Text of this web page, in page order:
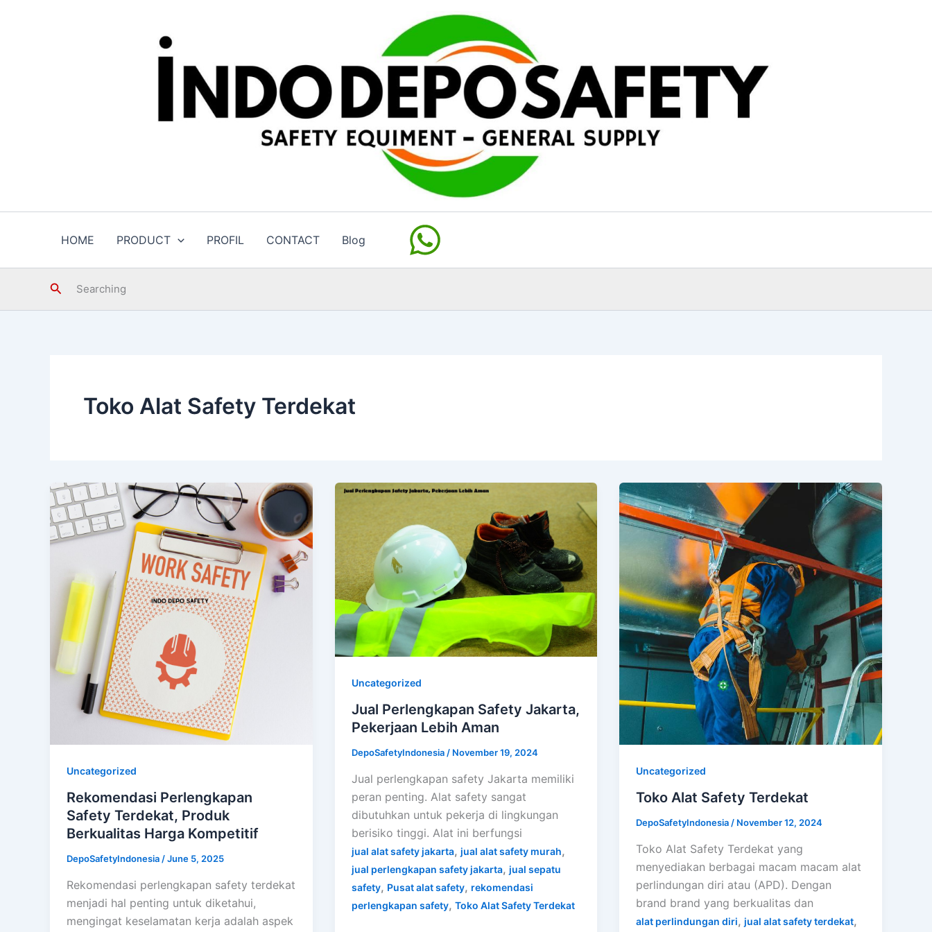
HOME PRODUCT PROFIL CONTACT Blog
SearchSearching
Toko Alat Safety Terdekat
Uncategorized
Rekomendasi Perlengkapan
Safety Terdekat, Produk
Berkualitas Harga Kompetitif
DepoSafetyIndonesia/June 5, 2025
Rekomendasi perlengkapan safety terdekat
menjadi hal penting untuk diketahui,
mengingat keselamatan kerja adalah aspek
Uncategorized
Jual Perlengkapan Safety Jakarta,
Pekerjaan Lebih Aman
DepoSafetyIndonesia / November 19, 2024
Jual perlengkapan safety Jakarta memiliki
peran penting. Alat safety sangat
dibutuhkan untuk pekerja di lingkungan
berisiko tinggi. Alat ini berfungsi
jual alat safety jakarta, jual alat safety murah,
jual perlengkapan safety jakarta, jual sepatu
safety, Pusat alat safety, rekomendasi
perlengkapan safety, Toko Alat Safety Terdekat
Uncategorized
Toko Alat Safety Terdekat
DepoSafetyIndonesia/ November 12, 2024
Toko Alat Safety Terdekat yang
menyediakan berbagai macam macam alat
perlindungan diri atau (APD). Dengan
brand brand yang berkualitas dan
alat perlindungan diri,jual alat safety terdekat,